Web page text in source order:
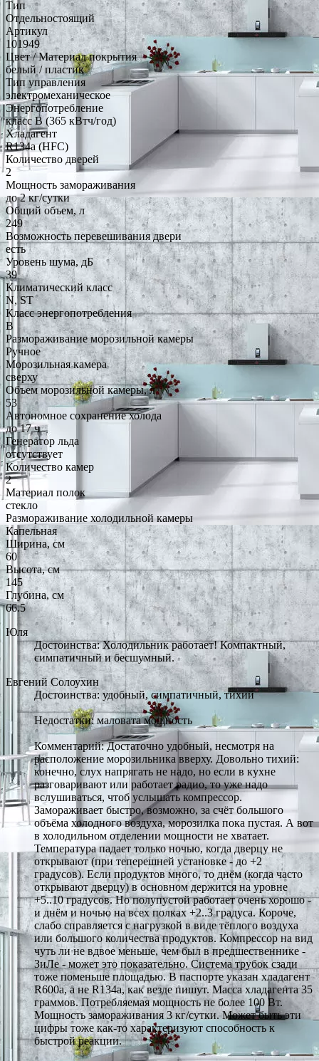
Тип
Отдельностоящий
Артикул
101949
Цвет / Материал покрытия
белый / пластик
Тип управления
электромеханическое
Энергопотребление
класс B (365 кВтч/год)
Хладагент
R134a (HFC)
Количество дверей
2
Мощность замораживания
до 2 кг/cутки
Общий объем, л
249
Возможность перевешивания двери
есть
Уровень шума, дБ
39
Климатический класс
N, ST
Класс энергопотребления
B
Размораживание морозильной камеры
Ручное
Морозильная камера
сверху
Объем морозильной камеры, л
53
Автономное сохранение холода
до 17 ч
Генератор льда
отсутствует
Количество камер
2
Материал полок
стекло
Размораживание холодильной камеры
Капельная
Ширина, см
60
Высота, см
145
Глубина, см
66.5
Юля
Достоинства: Холодильник работает! Компактный,
симпатичный и бесшумный.
Евгений Солоухин
Достоинства: удобный, симпатичный, тихий
Недостатки: маловата мощность
Комментарий: Достаточно удобный, несмотря на
расположение морозильника вверху. Довольно тихий:
конечно, слух напрягать не надо, но если в кухне
разговаривают или работает радио, то уже надо
вслушиваться, чтоб услышать компрессор.
Замораживает быстро, возможно, за счёт большого
объёма холодного воздуха, морозилка пока пустая. А вот
в холодильном отделении мощности не хватает.
Температура падает только ночью, когда дверцу не
открывают (при теперешней установке - до +2
градусов). Если продуктов много, то днём (когда часто
открывают дверцу) в основном держится на уровне
+5..10 градусов. Но полупустой работает очень хорошо -
и днём и ночью на всех полках +2..3 градуса. Короче,
слабо справляется с нагрузкой в виде тёплого воздуха
или большого количества продуктов. Компрессор на вид
чуть ли не вдвое меньше, чем был в предшественнике -
ЗиЛе - может это показательно. Система трубок сзади
тоже поменьше площадью. В паспорте указан хладагент
R600a, а не R134а, как везде пишут. Масса хладагента 35
граммов. Потребляемая мощность не более 100 Вт.
Мощность замораживания 3 кг/сутки. Может быть эти
цифры тоже как-то характеризуют способность к
быстрой реакции.